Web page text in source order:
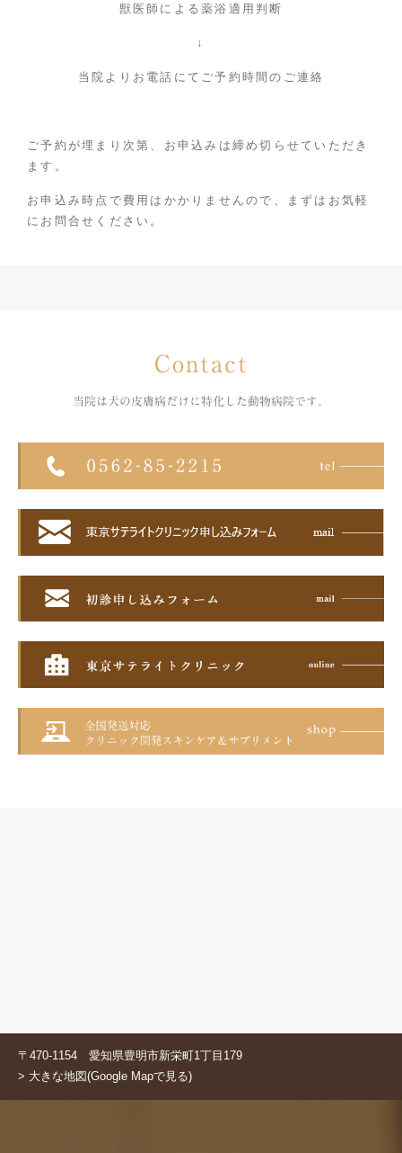
獣医師による薬浴適用判断
↓
当院よりお電話にてご予約時間のご連絡
ご予約が埋まり次第、お申込みは締め切らせていただき
ます。
お申込み時点で費用はかかりませんので、まずはお気軽
にお問合せください。
Contact
当院は犬の皮膚病だけに特化した 動物病院です。
〒470-1154 愛知県豊明市新栄町1丁目179
> 大きな地図(Google Mapで見る)